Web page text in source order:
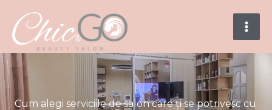
content
Cum alegi serviciile de salon care ți se potrivesc cu